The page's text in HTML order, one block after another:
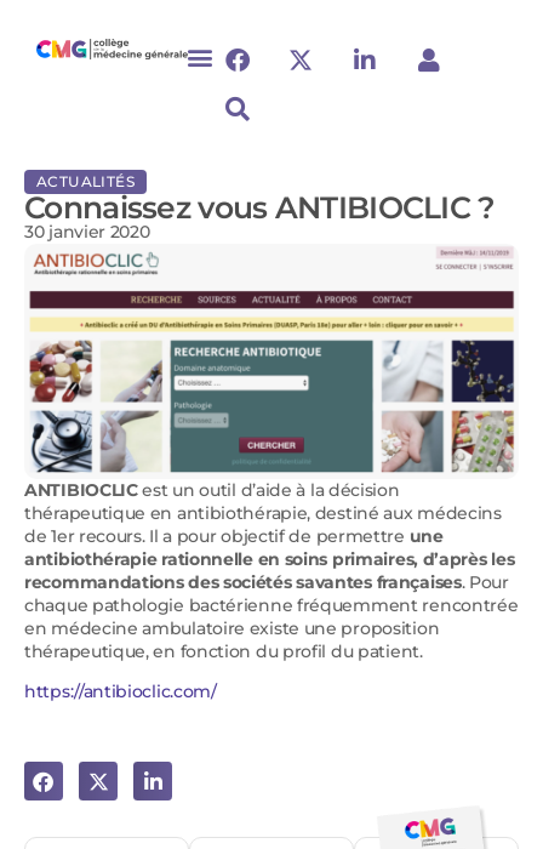
ACTUALITÉS
Connaissez vous ANTIBIOCLIC ?
30 janvier 2020
ANTIBIOCLICest un outil d’aide à la décision
thérapeutique en antibiothérapie, destiné aux médecins
de 1er recours. Il a pour objectif de permettre une
antibiothérapie rationnelle en soins primaires, d’après les
recommandations des sociétés savantes françaises. Pour
chaque pathologie bactérienne fréquemment rencontrée
en médecine ambulatoire existe une proposition
thérapeutique, en fonction du profil du patient.
https://antibioclic.com/